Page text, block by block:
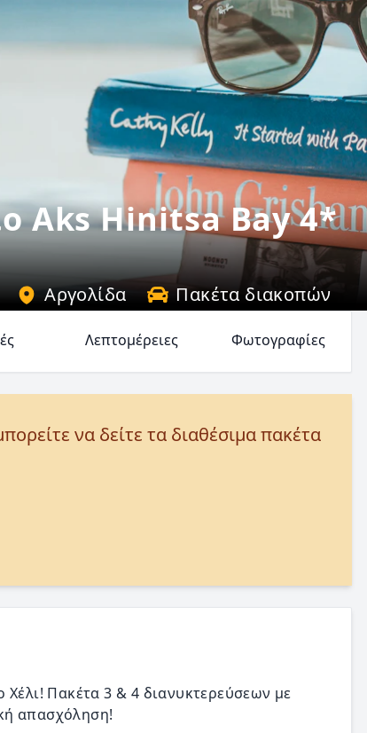
Aks Hinitsa Bay 4*
Αργολίδα Πακέτα διακοπών
Λεπτομέρειες Φωτογραφίες
να δείτε τα διαθέσιμα πακέτα
Πακέτα 3 & 4 διανυκτερεύσεων με
απασχόληση!